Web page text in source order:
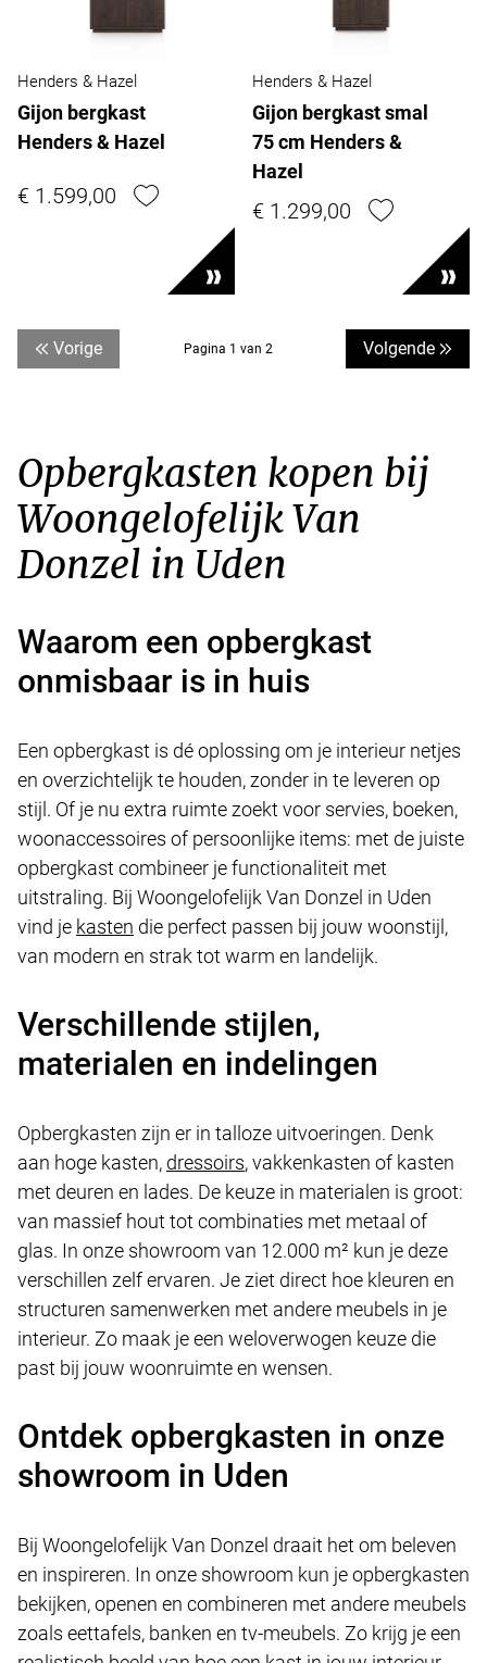
Henders & Hazel
Gijon bergkast
Henders & Hazel
€ 1.599,00
Henders & Hazel
Gijon bergkast smal
75 cm Henders &
Hazel
€ 1.299,00
Vorige Pagina 1 van 2 Volgende
Opbergkasten kopen bij
Woongelofelijk Van
Donzel in Uden
Waarom een opbergkast
onmisbaar is in huis
Een opbergkast is dé oplossing om je interieur netjes
en overzichtelijk te houden, zonder in te leveren op
stijl. Of je nu extra ruimte zoekt voor servies, boeken,
woonaccessoires of persoonlijke items: met de juiste
opbergkast combineer je functionaliteit met
uitstraling. Bij Woongelofelijk Van Donzel in Uden
vind je kasten die perfect passen bij jouw woonstijl,
van modern en strak tot warm en landelijk.
Verschillende stijlen,
materialen en indelingen
Opbergkasten zijn er in talloze uitvoeringen. Denk
aan hoge kasten, dressoirs, vakkenkasten of kasten
met deuren en lades. De keuze in materialen is groot:
van massief hout tot combinaties met metaal of
glas. In onze showroom van 12.000 m² kun je deze
verschillen zelf ervaren. Je ziet direct hoe kleuren en
structuren samenwerken met andere meubels in je
interieur. Zo maak je een weloverwogen keuze die
past bij jouw woonruimte en wensen.
Ontdek opbergkasten in onze
showroom in Uden
Bij Woongelofelijk Van Donzel draait het om beleven
en inspireren. In onze showroom kun je opbergkasten
bekijken, openen en combineren met andere meubels
zoals eettafels, banken en tv-meubels. Zo krijg je een